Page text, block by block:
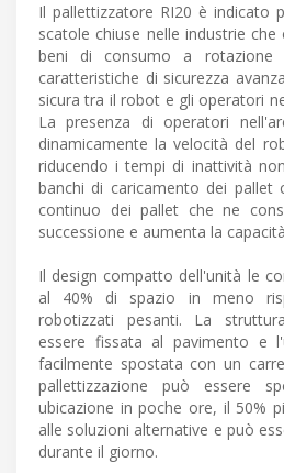
Il pallettizzatore RI20 è indicato
scatole chiuse nelle industrie
beni di consumo a rotazione
caratteristiche di sicurezza
sicura tra il robot e gli operatori
La presenza di operatori
dinamicamente la velocità del
riducendo i tempi di inattività
banchi di caricamento dei pallet
continuo dei pallet che ne
successione e aumenta la
Il design compatto dell'unità le
al 40% di spazio in meno
robotizzati pesanti. La
essere fissata al pavimento e
facilmente spostata con un
pallettizzazione può essere
ubicazione in poche ore, il 50%
alle soluzioni alternative e può
durante il giorno.